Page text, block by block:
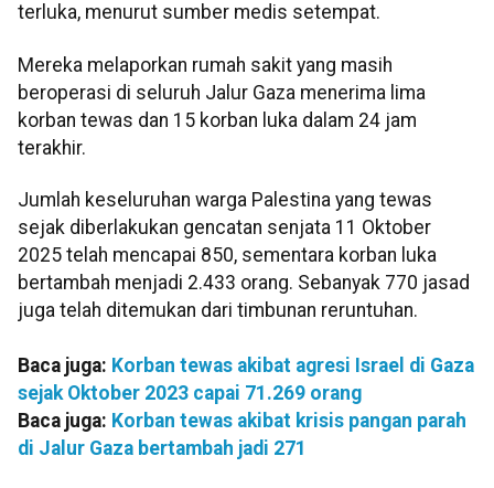
terluka, menurut sumber medis setempat.
Mereka melaporkan rumah sakit yang masih
beroperasi di seluruh Jalur Gaza menerima lima
korban tewas dan 15 korban luka dalam 24 jam
terakhir.
Jumlah keseluruhan warga Palestina yang tewas
sejak diberlakukan gencatan senjata 11 Oktober
2025 telah mencapai 850, sementara korban luka
bertambah menjadi 2.433 orang. Sebanyak 770 jasad
juga telah ditemukan dari timbunan reruntuhan.
Baca juga: Korban tewas akibat agresi Israel di Gaza
sejak Oktober 2023 capai 71.269 orang
Baca juga: Korban tewas akibat krisis pangan parah
di Jalur Gaza bertambah jadi 271